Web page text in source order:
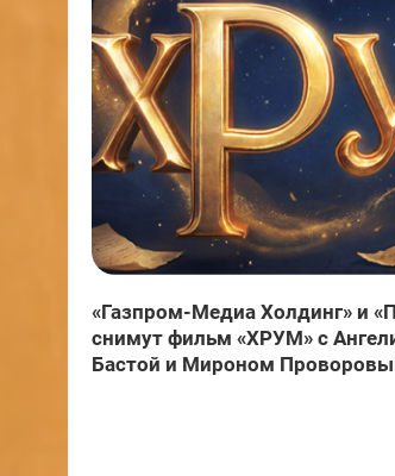
«Газпром-Медиа Холдинг» и
снимут фильм «ХРУМ» с
Бастой и Мироном